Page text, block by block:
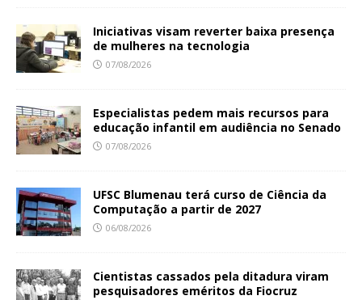
Iniciativas visam reverter baixa presença
de mulheres na tecnologia
07/08/2026
Especialistas pedem mais recursos para
educação infantil em audiência no Senado
07/08/2026
UFSC Blumenau terá curso de Ciência da
Computação a partir de 2027
06/08/2026
Cientistas cassados pela ditadura viram
pesquisadores eméritos da Fiocruz